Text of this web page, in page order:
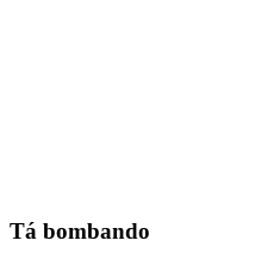
Tá bombando